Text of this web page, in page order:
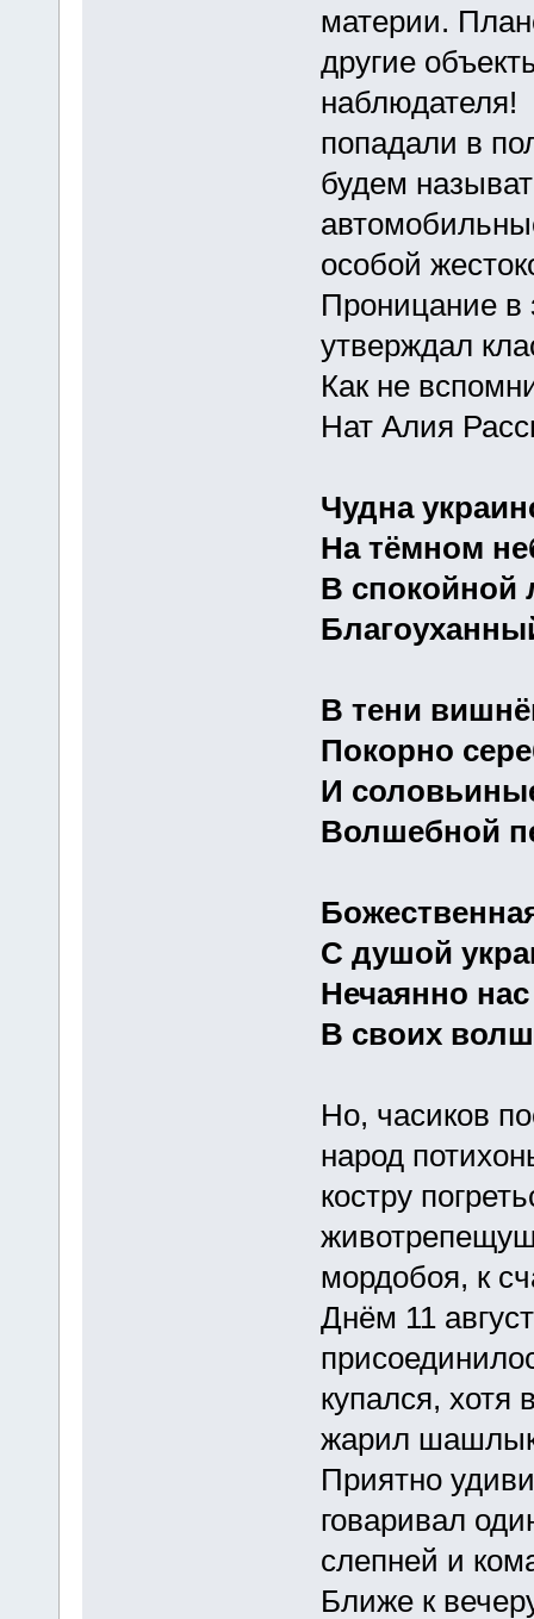
материи.
другие
наблюдателя!
попадали в
будем
особой
Проницание в
утверждал
Как не
Нат Алия
Чудна
На тёмном
В спокойной
В тени
Покорно
И
Волшебной
С душой
Нечаянно нас
В своих
Но, часиков
народ
костру
мордобоя, к
Днём 11
купался, хотя
жарил шашлык
Приятно
говаривал
слепней и
Ближе к